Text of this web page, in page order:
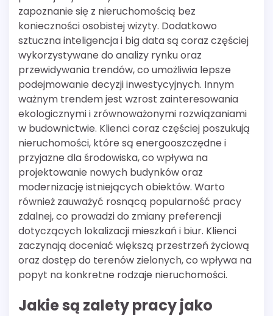
zapoznanie się z nieruchomością bez
konieczności osobistej wizyty. Dodatkowo
sztuczna inteligencja i big data są coraz częściej
wykorzystywane do analizy rynku oraz
przewidywania trendów, co umożliwia lepsze
podejmowanie decyzji inwestycyjnych. Innym
ważnym trendem jest wzrost zainteresowania
ekologicznymi i zrównoważonymi rozwiązaniami
w budownictwie. Klienci coraz częściej poszukują
nieruchomości, które są energooszczędne i
przyjazne dla środowiska, co wpływa na
projektowanie nowych budynków oraz
modernizację istniejących obiektów. Warto
również zauważyć rosnącą popularność pracy
zdalnej, co prowadzi do zmiany preferencji
dotyczących lokalizacji mieszkań i biur. Klienci
zaczynają doceniać większą przestrzeń życiową
oraz dostęp do terenów zielonych, co wpływa na
popyt na konkretne rodzaje nieruchomości.
Jakie są zalety pracy jako